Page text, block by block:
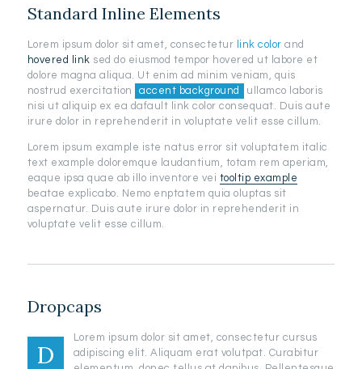
Standard Inline Elements
Lorem ipsum dolor sit amet, consectetur link color and
hovered link sed do eiusmod tempor hovered ut labore et
dolore magna aliqua. Ut enim ad minim veniam, quis
nostrud exercitation
accent background
ullamco laboris
nisi ut aliquip ex ea dafault link color consequat. Duis aute
irure dolor in reprehenderit in voluptate velit esse cillum.
Lorem ipsum example iste natus error sit voluptatem italic
text example doloremque laudantium, totam rem aperiam,
eaque ipsa quae ab illo inventore vei tooltip example
beatae explicabo. Nemo enptatem quia oluptas sit
aspernatur. Duis aute irure dolor in reprehenderit in
voluptate velit esse cillum.
Dropcaps
D
Lorem ipsum dolor sit amet, consectetur cursus
adipiscing elit. Aliquam erat volutpat. Curabitur